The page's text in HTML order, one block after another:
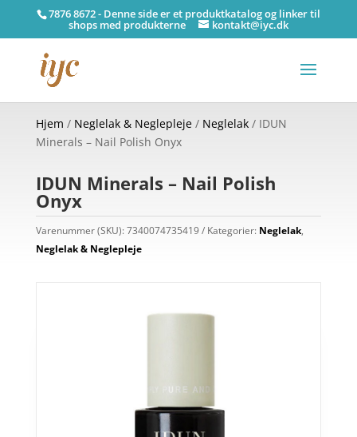
7876 8672 - Denne side er et produktkatalog og linker til
shops med produkterne kontakt@iyc.dk
Hjem / Neglelak & Neglepleje/ Neglelak/ IDUN
Minerals – Nail Polish Onyx
IDUN Minerals – Nail Polish
Onyx
Varenummer (SKU):7340074735419 Kategorier: Neglelak,
Neglelak & Neglepleje